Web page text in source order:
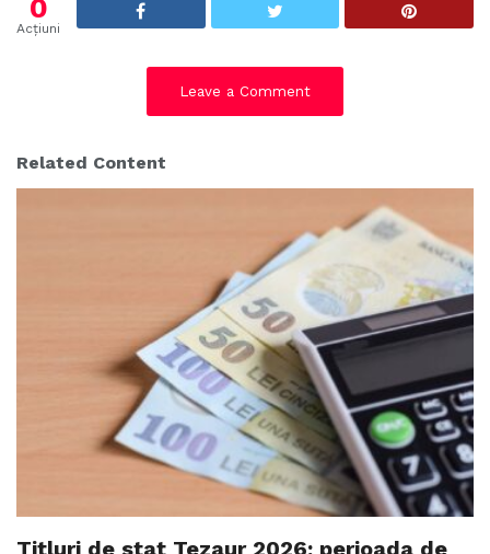
0
Acțiuni
Leave a Comment
Related Content
Titluri de stat Tezaur 2026: perioada de